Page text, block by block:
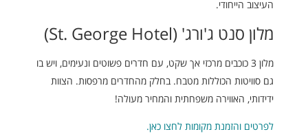
העיצוב הייחודי.
מלון סנט ג'ורג' (St. George Hotel)
מלון 3 כוכבים מרכזי אך שקט, עם חדרים פשוטים ונעימים, ויש בו
גם סוויטות הכוללות מטבח. בחלק מהחדרים מרפסות. הצוות
ידידותי, האווירה משפחתית והמחיר מעולה!
לפרטים והזמנת מקומות לחצו כאן.